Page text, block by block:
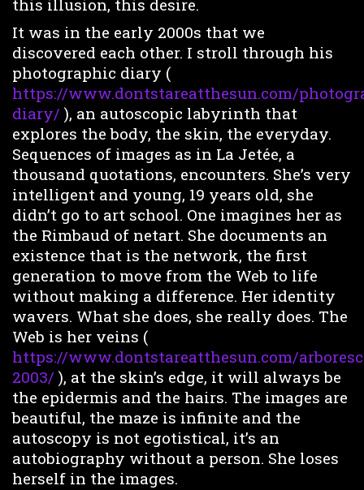
this illusion, this desire.
It was in the early 2000s that we
discovered each other. I stroll through his
photographic diary (
https://www.dontstareatthesun.com/
diary/ ), an autoscopic labyrinth that
explores the body, the skin, the everyday.
Sequences of images as in La Jetée, a
thousand quotations, encounters. She’s very
intelligent and young, 19 years old, she
didn’t go to art school. One imagines her as
the Rimbaud of netart. She documents an
existence that is the network, the first
generation to move from the Web to life
without making a difference. Her identity
wavers. What she does, she really does. The
Web is her veins (
https://www.dontstareatthesun.com/
2003/ ), at the skin’s edge, it will always be
the epidermis and the hairs. The images are
beautiful, the maze is infinite and the
autoscopy is not egotistical, it’s an
autobiography without a person. She loses
herself in the images.